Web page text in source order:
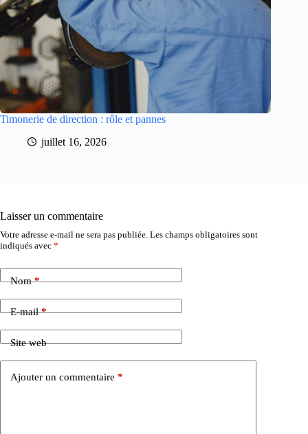
Timonerie de direction : rôle et pannes
juillet 16, 2026
Laisser un commentaire
Votre adresse e-mail ne sera pas publiée. Les champs obligatoires sont
indiqués avec *
Nom*
E-mail*
Site web
Ajouter un commentaire *